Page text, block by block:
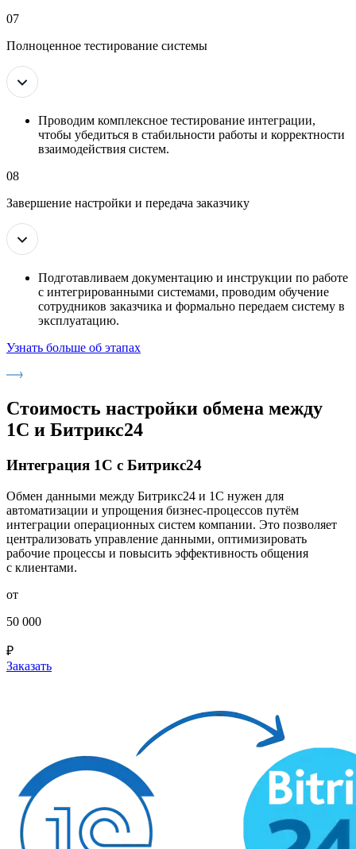
07
Полноценное тестирование системы
Проводим комплексное тестирование интеграции,
чтобы убедиться в стабильности работы и корректности
взаимодействия систем.
08
Завершение настройки и передача заказчику
Подготавливаем документацию и инструкции по работе
с интегрированными системами, проводим обучение
сотрудников заказчика и формально передаем систему в
эксплуатацию.
Узнать больше об этапах
Стоимость настройки обмена между
1С и Битрикс24
Интеграция 1С с Битрикс24
Обмен данными между Битрикс24 и 1С нужен для
автоматизации и упрощения бизнес-процессов путём
интеграции операционных систем компании. Это позволяет
централизовать управление данными, оптимизировать
рабочие процессы и повысить эффективность общения
с клиентами.
от
50 000
₽
Заказать